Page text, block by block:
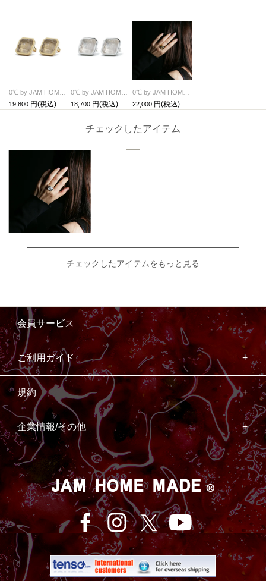
0℃ by JAM HOME MADE フローズンダイヤモンド ピアス (PAIR) - ゴールド / 両耳
19,800
0℃ by JAM HOME MADE フローズンダイヤモンド ピアス (PAIR) - シルバー / 両耳
18,700
0℃ by JAM HOME MADE フローズンダイヤモンド リング・指輪 - ゴールド
22,000
チェックしたアイテム
チェックしたアイテムをもっと見る
会員サービス
ご利用ガイド
規約
企業情報/その他